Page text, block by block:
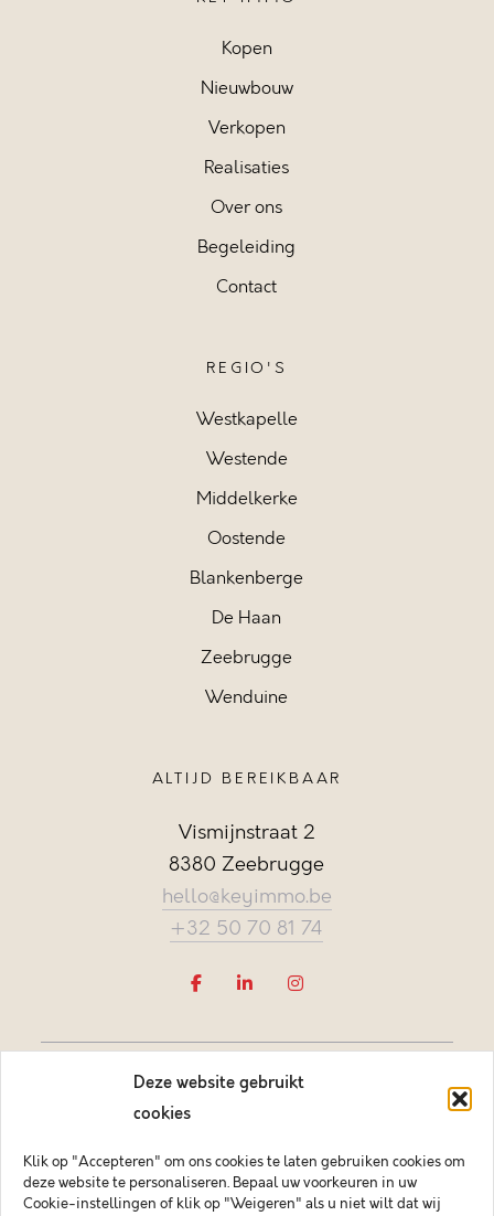
Deze website gebruikt
cookies
Klik op "Accepteren" om ons cookies te laten gebruiken cookies om
deze website te personaliseren. Bepaal uw voorkeuren in uw
Cookie-instellingen of klik op "Weigeren" als u niet wilt dat wij
Kopen
Nieuwbouw
Verkopen
Realisaties
Over ons
Begeleiding
Contact
REGIO'S
Westkapelle
Westende
Middelkerke
Oostende
Blankenberge
De Haan
Zeebrugge
Wenduine
ALTIJD BEREIKBAAR
Vismijnstraat 2
8380 Zeebrugge
hello@keyimmo.be
+32 50 70 81 74
Vastgoedmakelaar-bemiddelaar BIV België BIV 505084